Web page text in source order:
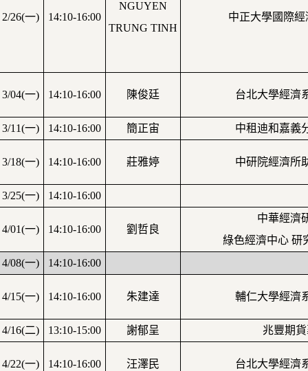
2/26(一) 14:10-16:00
NGUYEN
TRUNG TINH
中正大學國際經
3/04(一) 14:10-16:00 陳俊廷 台北大學經濟
3/11(一) 14:10-16:00 簡正宙 中租迪和嘉義
3/18(一) 14:10-16:00 莊雅婷 中研院經濟所
3/25(一) 14:10-16:00
4/01(一) 14:10-16:00 劉哲良
中華經濟
綠色經濟中心 研
4/08(一) 14:10-16:00
4/15(一) 14:10-16:00 朱建達 輔仁大學經濟
4/16(二) 13:10-15:00 謝郁呈 兆豐期
4/22(一) 14:10-16:00 汪澤民 台北大學經濟